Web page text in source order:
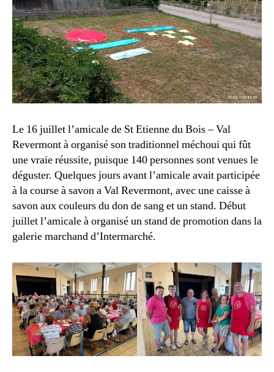
Le 16 juillet l’amicale de St Etienne du Bois – Val
Revermont à organisé son traditionnel méchoui qui fût
une vraie réussite, puisque 140 personnes sont venues le
déguster. Quelques jours avant l’amicale avait participée
à la course à savon a Val Revermont, avec une caisse à
savon aux couleurs du don de sang et un stand. Début
juillet l’amicale à organisé un stand de promotion dans la
galerie marchand d’Intermarché.